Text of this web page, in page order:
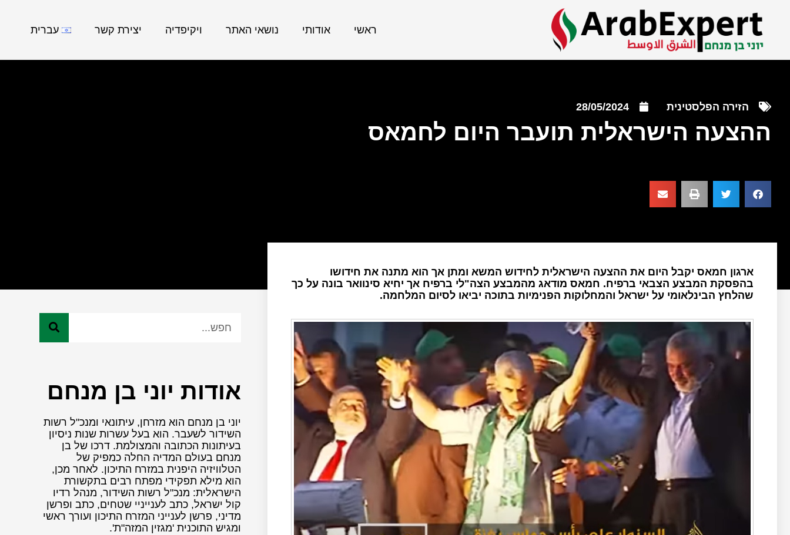
ראשי אודותי נושאי האתר ויקיפדיה יצירת קשר עברית
הזירה הפלסטינית 28/05/2024
ההצעה הישראלית תועבר היום לחמאס
ארגון חמאס יקבל היום את ההצעה הישראלית לחידוש המשא ומתן אך הוא מתנה את חידושו
בהפסקת המבצע הצבאי ברפיח. חמאס מודאג מהמבצע הצה"לי ברפיח אך יחיא סינוואר בונה על כך
שהלחץ הבינלאומי על ישראל והמחלוקות הפנימיות בתוכה יביאו לסיום המלחמה.
אודות יוני בן מנחם
יוני בן מנחם הוא מזרחן, עיתונאי ומנכ"ל רשות
השידור לשעבר. הוא בעל עשרות שנות ניסיון
בעיתונות הכתובה והמצולמת. דרכו של בן
מנחם בעולם המדיה החלה כמפיק של
הטלוויזיה היפנית במזרח התיכון. לאחר מכן,
הוא מילא תפקידי מפתח רבים בתקשורת
הישראלית: מנכ"ל רשות השידור, מנהל רדיו
קול ישראל, כתב לענייניי שטחים, כתב ופרשן
מדיני, פרשן לענייני המזרח התיכון ועורך ראשי
ומגיש התוכנית 'מגזין המזה"ת'.